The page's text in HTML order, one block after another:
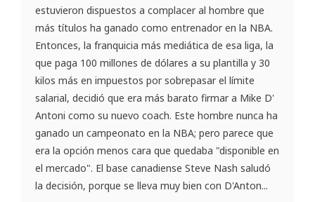
estuvieron dispuestos a complacer al hombre que
más títulos ha ganado como entrenador en la NBA.
Entonces, la franquicia más mediática de esa liga, la
que paga 100 millones de dólares a su plantilla y 30
kilos más en impuestos por sobrepasar el límite
salarial, decidió que era más barato firmar a Mike D'
Antoni como su nuevo coach. Este hombre nunca ha
ganado un campeonato en la NBA; pero parece que
era la opción menos cara que quedaba "disponible en
el mercado". El base canadiense Steve Nash saludó
la decisión, porque se lleva muy bien con D'Anton...